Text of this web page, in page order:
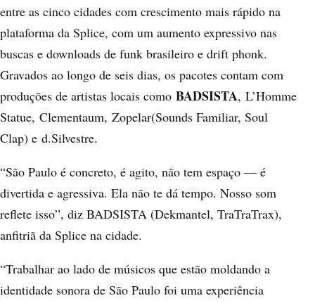
entre as cinco cidades com crescimento mais rápido na
plataforma da Splice, com um aumento expressivo nas
buscas e downloads de funk brasileiro e drift phonk.
Gravados ao longo de seis dias, os pacotes contam com
produções de artistas locais como BADSISTA, L’Homme
Statue, Clementaum, Zopelar(Sounds Familiar, Soul
Clap) e d.Silvestre.
“São Paulo é concreto, é agito, não tem espaço — é
divertida e agressiva. Ela não te dá tempo. Nosso som
reflete isso”, diz BADSISTA (Dekmantel, TraTraTrax),
anfitriã da Splice na cidade.
“Trabalhar ao lado de músicos que estão moldando a
identidade sonora de São Paulo foi uma experiência